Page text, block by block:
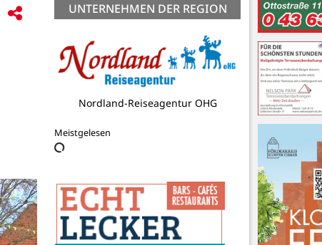
UNTERNEHMEN DER REGION
Freiwillige Feuerwehr Grömitz
Meistgelesen